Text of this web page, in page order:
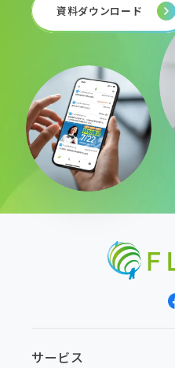
資料ダウンロード
サービス